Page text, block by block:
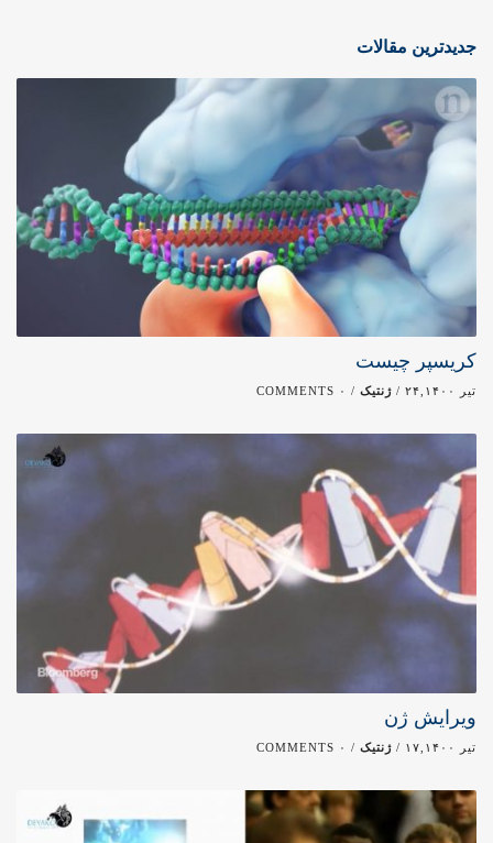
جدیدترین مقالات
کریسپر چیست
تیر ۲۴,۱۴۰۰ / ژنتیک / ۰ COMMENTS
ویرایش ژن
تیر ۱۷,۱۴۰۰ / ژنتیک / ۰ COMMENTS